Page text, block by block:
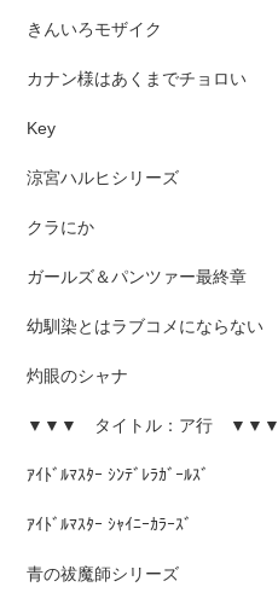
きんいろモザイク
カナン様はあくまでチョロい
Key
涼宮ハルヒシリーズ
クラにか
ガールズ＆パンツァー最終章
幼馴染とはラブコメにならない
灼眼のシャナ
▼▼▼ タイトル：ア行 ▼▼▼
ｱｲﾄﾞﾙﾏｽﾀｰ ｼﾝﾃﾞﾚﾗｶﾞｰﾙｽﾞ
ｱｲﾄﾞﾙﾏｽﾀｰ ｼｬｲﾆｰｶﾗｰｽﾞ
青の祓魔師シリーズ